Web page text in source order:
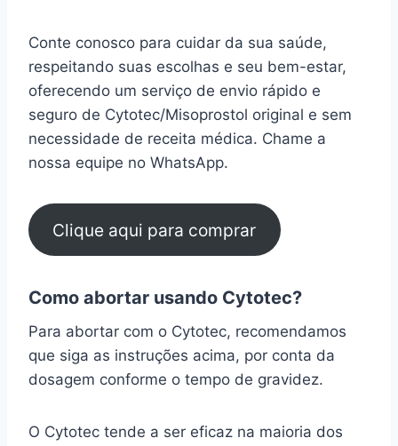
Conte conosco para cuidar da sua saúde,
respeitando suas escolhas e seu bem-estar,
oferecendo um serviço de envio rápido e
seguro de Cytotec/Misoprostol original e sem
necessidade de receita médica. Chame a
nossa equipe no WhatsApp.
Clique aqui para comprar
Como abortar usando Cytotec?
Para abortar com o Cytotec, recomendamos
que siga as instruções acima, por conta da
dosagem conforme o tempo de gravidez.
O Cytotec tende a ser eficaz na maioria dos